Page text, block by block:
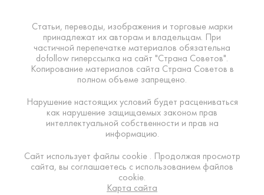
Статьи, переводы, изображения и торговые марки
принадлежат их авторам и владельцам. При
частичной перепечатке материалов обязательна
dofollow гиперссылка на сайт "Страна Советов".
Копирование материалов сайта Страна Советов в
полном объеме запрещено.
Нарушение настоящих условий будет расцениваться
как нарушение защищаемых законом прав
интеллектуальной собственности и прав на
информацию.
Сайт использует файлы cookie . Продолжая просмотр
сайта, вы соглашаетесь с использованием файлов
cookie.
Карта сайта